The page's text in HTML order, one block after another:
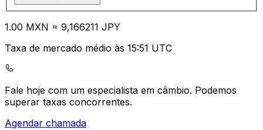
1.00 MXN = 9,166211 JPY
Taxa de mercado médio às 15:51 UTC
Fale hoje com um especialista em câmbio. Podemos
superar taxas concorrentes.
Agendar chamada